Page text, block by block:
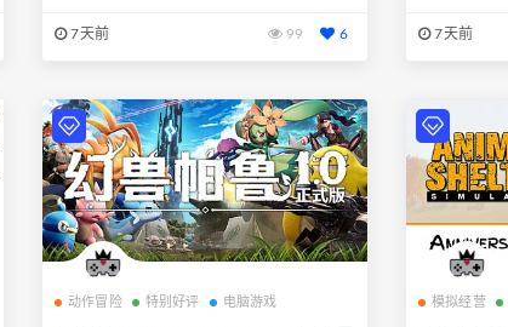
7天前 99 6 7天前
动作冒险 特别好评 电脑游戏 模拟经营